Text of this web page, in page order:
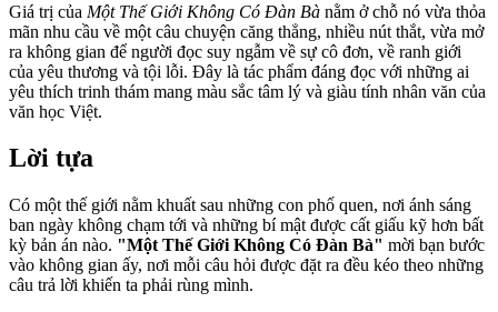
Giá trị của Một Thế Giới Không Có Đàn Bà nằm ở chỗ nó vừa thỏa
mãn nhu cầu về một câu chuyện căng thẳng, nhiều nút thắt, vừa mở
ra không gian để người đọc suy ngẫm về sự cô đơn, về ranh giới
của yêu thương và tội lỗi. Đây là tác phẩm đáng đọc với những ai
yêu thích trinh thám mang màu sắc tâm lý và giàu tính nhân văn của
văn học Việt.
Lời tựa
Có một thế giới nằm khuất sau những con phố quen, nơi ánh sáng
ban ngày không chạm tới và những bí mật được cất giấu kỹ hơn bất
kỳ bản án nào. "Một Thế Giới Không Có Đàn Bà" mời bạn bước
vào không gian ấy, nơi mỗi câu hỏi được đặt ra đều kéo theo những
câu trả lời khiến ta phải rùng mình.